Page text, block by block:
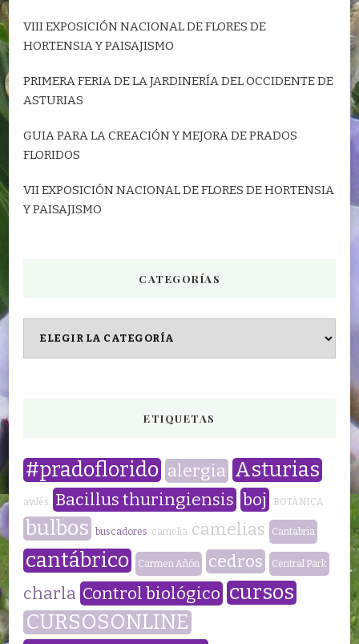
VIII EXPOSICIÓN NACIONAL DE FLORES DE
HORTENSIA Y PAISAJISMO
PRIMERA FERIA DE LA JARDINERÍA DEL OCCIDENTE DE
ASTURIAS
GUIA PARA LA CREACIÓN Y MEJORA DE PRADOS
FLORIDOS
VII EXPOSICIÓN NACIONAL DE FLORES DE HORTENSIA
Y PAISAJISMO
CATEGORÍAS
ETIQUETAS
#pradoflorido alergia Asturias
avilés Bacillus thuringiensis boj BOTÁNICA
bulbos buscadores camelia camelias Cantabria
cantábrico Carmen Añón cedros Central Park
charla Control biológico cursos
CURSOSONLINE